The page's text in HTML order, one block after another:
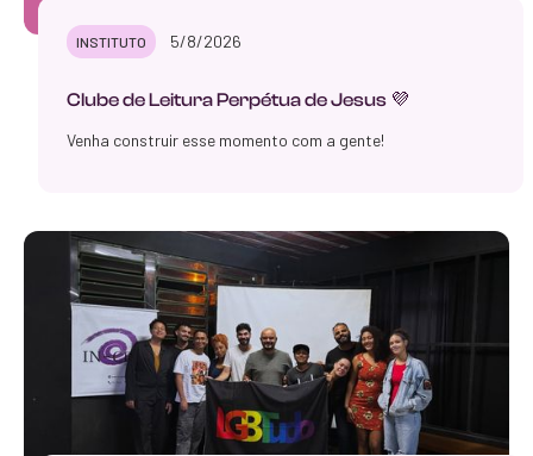
INSTITUTO 5/8/2026
Clube de Leitura Perpétua de Jesus 💜
Venha construir esse momento com a gente!